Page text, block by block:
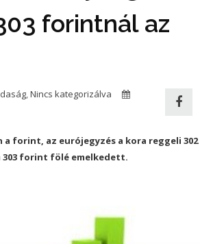
forintnál az
,Nincs kategorizálva
a forint, az eurójegyzés a kora reggeli 302
forint fölé emelkedett.